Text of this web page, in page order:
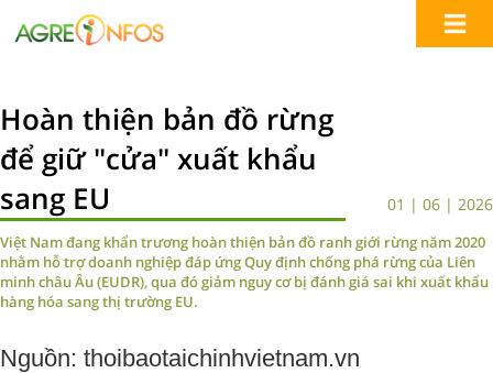
Hoàn thiện bản đồ rừng
để giữ "cửa" xuất khẩu
sang EU
01 | 06 | 2026
Việt Nam đang khẩn trương hoàn thiện bản đồ ranh giới rừng năm 2020
nhằm hỗ trợ doanh nghiệp đáp ứng Quy định chống phá rừng của Liên
minh châu Âu (EUDR), qua đó giảm nguy cơ bị đánh giá sai khi xuất khẩu
hàng hóa sang thị trường EU.
Nguồn: thoibaotaichinhvietnam.vn